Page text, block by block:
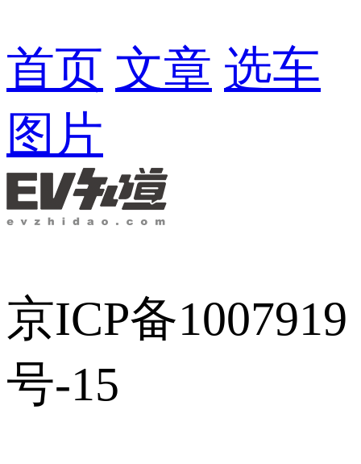
首页 文章 选车
图片
京ICP备1007919
号-15